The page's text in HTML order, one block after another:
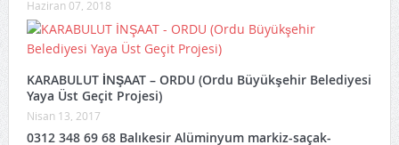
Haziran 07, 2018
KARABULUT İNŞAAT – ORDU (Ordu Büyükşehir Belediyesi
Yaya Üst Geçit Projesi)
Nisan 13, 2017
0312 348 69 68 Balıkesir Alüminyum markiz-saçak-